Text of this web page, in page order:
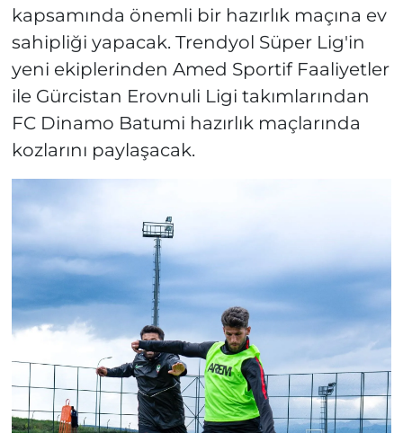
kapsamında önemli bir hazırlık maçına ev
sahipliği yapacak. Trendyol Süper Lig'in
yeni ekiplerinden Amed Sportif Faaliyetler
ile Gürcistan Erovnuli Ligi takımlarından
FC Dinamo Batumi hazırlık maçlarında
kozlarını paylaşacak.